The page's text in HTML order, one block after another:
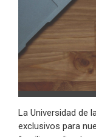
La Universidad de
exclusivos para